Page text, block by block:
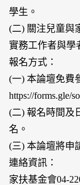
學生。
(二) 關注兒童與
實務工作者與學
報名方式：
(一) 本論壇免費
https://forms.gle/
(二) 報名時間及
名。
(三) 本論壇將申
連絡資訊：
家扶基金會04-